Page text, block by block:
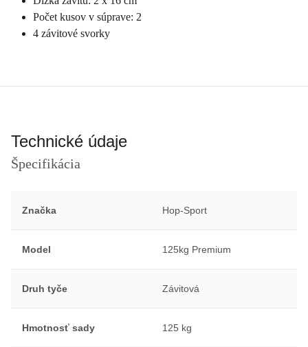
Počet kusov v súprave: 2
4 závitové svorky
Technické údaje
Špecifikácia
Značka Hop-Sport
Model 125kg Premium
Druh tyče Závitová
Hmotnosť sady 125 kg